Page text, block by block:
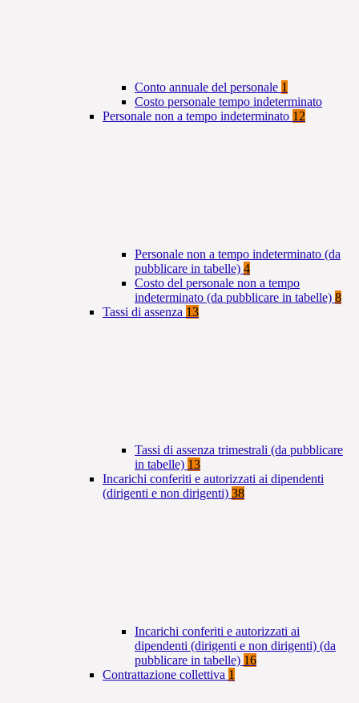
Conto annuale del personale 1
Costo personale tempo indeterminato
Personale non a tempo indeterminato 12
Personale non a tempo indeterminato (da
pubblicare in tabelle) 4
Costo del personale non a tempo
indeterminato (da pubblicare in tabelle) 8
Tassi di assenza 13
Tassi di assenza trimestrali (da pubblicare
in tabelle) 13
Incarichi conferiti e autorizzati ai dipendenti
(dirigenti e non dirigenti) 38
Incarichi conferiti e autorizzati ai
dipendenti (dirigenti e non dirigenti) (da
pubblicare in tabelle) 16
Contrattazione collettiva 1